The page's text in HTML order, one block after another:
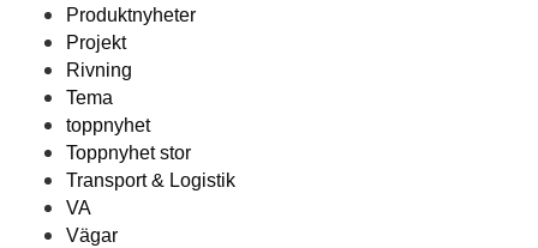
Produktnyheter
Projekt
Rivning
Tema
toppnyhet
Toppnyhet stor
Transport & Logistik
VA
Vägar